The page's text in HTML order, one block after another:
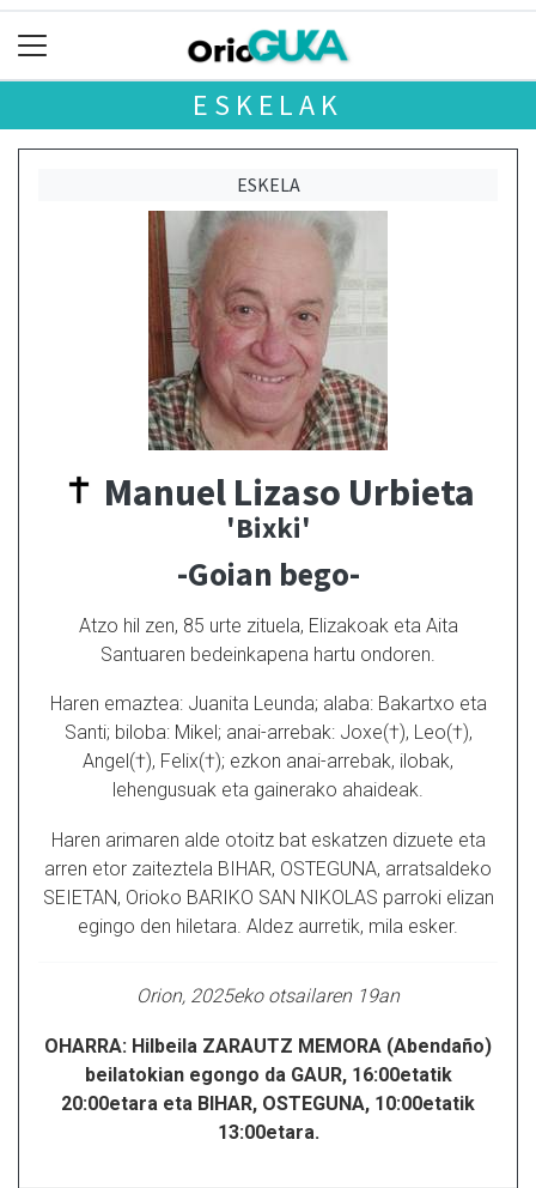
ESKELAK
ESKELA
Manuel Lizaso Urbieta
'Bixki'
-Goian bego-
Atzo hil zen, 85 urte zituela, Elizakoak eta Aita
Santuaren bedeinkapena hartu ondoren.
Haren emaztea: Juanita Leunda; alaba: Bakartxo eta
Santi; biloba: Mikel; anai-arrebak: Joxe(†), Leo(†),
Angel(†), Felix(†); ezkon anai-arrebak, ilobak,
lehengusuak eta gainerako ahaideak.
Haren arimaren alde otoitz bat eskatzen dizuete eta
arren etor zaiteztela BIHAR, OSTEGUNA, arratsaldeko
SEIETAN, Orioko BARIKO SAN NIKOLAS parroki elizan
egingo den hiletara. Aldez aurretik, mila esker.
Orion, 2025eko otsailaren 19an
OHARRA: Hilbeila ZARAUTZ MEMORA (Abendaño)
beilatokian egongo da GAUR, 16:00etatik
20:00etara eta BIHAR, OSTEGUNA, 10:00etatik
13:00etara.